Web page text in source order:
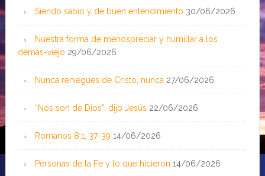
Siendo sabio y de buen entendimiento 30/06/2026
Nuestra forma de menospreciar y humillar a los
demás-viejo 29/06/2026
Nunca reniegues de Cristo, nunca 27/06/2026
“Nos son de Dios”, dijo Jesús 22/06/2026
Romanos 8:1, 37-39 14/06/2026
Personas de la Fe y lo que hicieron 14/06/2026